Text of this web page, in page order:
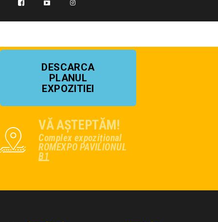
DESCARCA
PLANUL
EXPOZITIEI
VĂ AȘTEPTĂM!
Complex expozițional
ROMEXPO PAVILIONUL
B1